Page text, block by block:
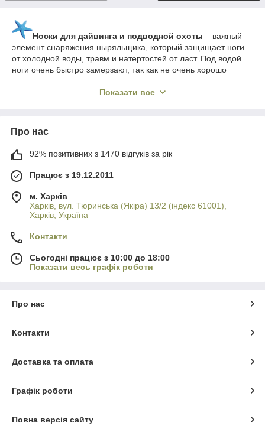
Носки для дайвинга и подводной охоты – важный
элемент снаряжения ныряльщика, который защищает ноги
от холодной воды, травм и натертостей от ласт. Под водой
ноги очень быстро замерзают, так как не очень хорошо
на нет и максимально уменьшить доступ воды к ним и
Боты для дайвинга и подводной охоты
более жесткой подошвой, что позволяет еще эффективнее
использовать их для пеших перемещений. Многие любители
водного спорта предпочитают обуваться в боты или тапки,
зависимо от их прямого назначения.
интересующим вас вопросам, касательно представленного у
нас
оформить заказ.
Показати все
Про нас
92% позитивних з 1470 відгуків за рік
Працює з 19.12.2011
м. Харків
Харків, вул. Тюринська (Якіра) 13/2 (індекс 61001),
Харків, Україна
Контакти
Сьогодні працює з 10:00 до 18:00
Показати весь графік роботи
Про нас
Контакти
Доставка та оплата
Графік роботи
Повна версія сайту